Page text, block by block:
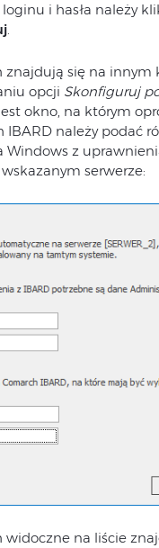
i hasła należy
.
znajdują się na innym
opcji Skonfiguruj
okno, na którym
IBARD należy podać
Windows z
serwerze:
widoczne na liście